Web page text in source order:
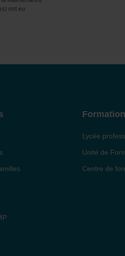
ont eu
Lycée
Unité de
Centre de